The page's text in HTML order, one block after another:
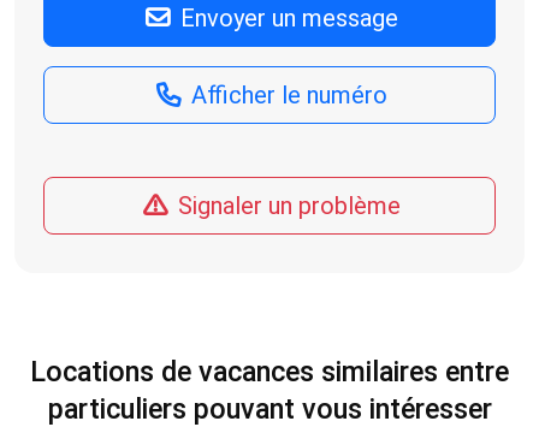
Envoyer un message
Afficher le numéro
Signaler un problème
Locations de vacances similaires entre
particuliers pouvant vous intéresser